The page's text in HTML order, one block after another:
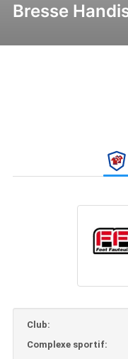
Bresse
Club:
Complexe sportif: